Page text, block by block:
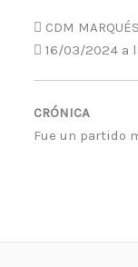
CDM
16/03/2024 a
CRÓNICA
Fue un partido